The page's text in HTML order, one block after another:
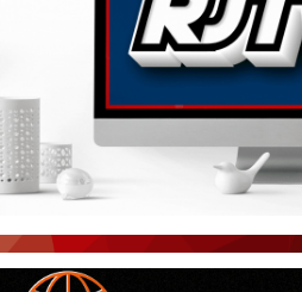
PORTAL CEARÁ
ÚLTIMAS POSTAGENS
BOAS NOTÍCIAS...VIRAM MANCHETE!
CEARÁ BRASIL NOTÍCIAS